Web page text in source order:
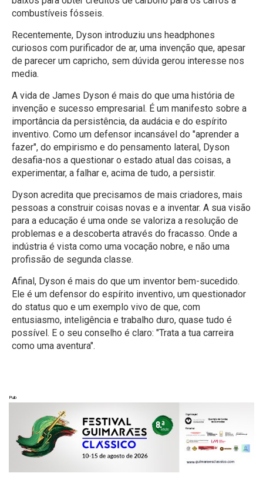
combustíveis fósseis.
Recentemente, Dyson introduziu uns headphones
curiosos com purificador de ar, uma invenção que, apesar
de parecer um capricho, sem dúvida gerou interesse nos
media.
A vida de James Dyson é mais do que uma história de
invenção e sucesso empresarial. É um manifesto sobre a
importância da persistência, da audácia e do espírito
inventivo. Como um defensor incansável do "aprender a
fazer", do empirismo e do pensamento lateral, Dyson
desafia-nos a questionar o estado atual das coisas, a
experimentar, a falhar e, acima de tudo, a persistir.
Dyson acredita que precisamos de mais criadores, mais
pessoas a construir coisas novas e a inventar. A sua visão
para a educação é uma onde se valoriza a resolução de
problemas e a descoberta através do fracasso. Onde a
indústria é vista como uma vocação nobre, e não uma
profissão de segunda classe.
Afinal, Dyson é mais do que um inventor bem-sucedido.
Ele é um defensor do espírito inventivo, um questionador
do status quo e um exemplo vivo de que, com
entusiasmo, inteligência e trabalho duro, quase tudo é
possível. E o seu conselho é claro: "Trata a tua carreira
como uma aventura".
Pub